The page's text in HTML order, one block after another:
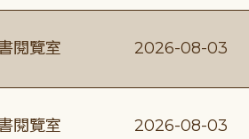
閱覽室 2026-08-03
閱覽室 2026-08-03